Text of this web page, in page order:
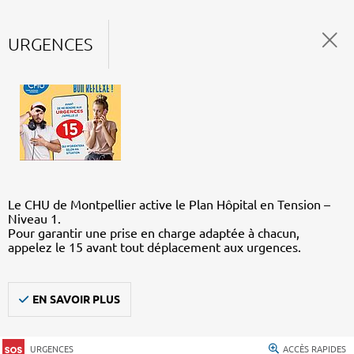
URGENCES
Le CHU de Montpellier active le Plan Hôpital en Tension –
Niveau 1.
Pour garantir une prise en charge adaptée à chacun,
appelez le 15 avant tout déplacement aux urgences.
EN SAVOIR PLUS
URGENCES ACCÈS RAPIDES